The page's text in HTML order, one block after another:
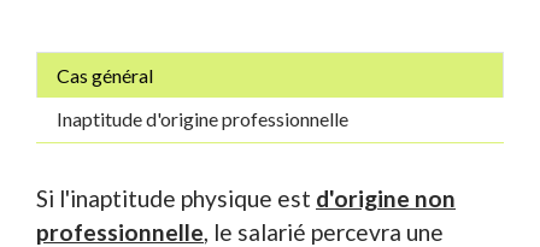
Cas général
Inaptitude d'origine professionnelle
Si l'inaptitude physique est d'origine non
professionnelle, le salarié percevra une